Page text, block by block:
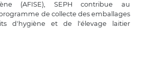
(AFISE), SEPH contribue au
de collecte des emballages
d'hygiène et de l'élevage laitier